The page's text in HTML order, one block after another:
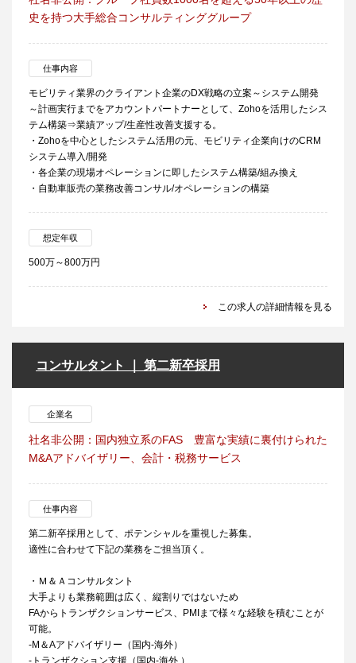
史を持つ大手総合コンサルティンググループ
仕事内容
モビリティ業界のクライアント企業のDX戦略の立案～システム開発
～計画実行までをアカウントパートナーとして、Zohoを活用したシス
テム構築⇒業績アップ/生産性改善支援する。
・Zohoを中心としたシステム活用の元、モビリティ企業向けのCRM
システム導入/開発
・各企業の現場オペレーションに即したシステム構築/組み換え
・自動車販売の業務改善コンサル/オペレーションの構築
想定年収
500万～800万円
この求人の詳細情報を見る
コンサルタント ｜ 第二新卒採用
企業名
社名非公開：国内独立系のFAS 豊富な実績に裏付けられた
M&Aアドバイザリー、会計・税務サービス
仕事内容
第二新卒採用として、ポテンシャルを重視した募集。
適性に合わせて下記の業務をご担当頂く。
・Ｍ＆Ａコンサルタント
大手よりも業務範囲は広く、縦割りではないため
FAからトランザクションサービス、PMIまで様々な経験を積むことが
可能。
-M＆Aアドバイザリー（国内-海外）
-トランザクション支援（国内-海外 ）